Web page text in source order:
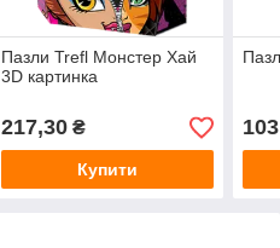
Пазли Trefl Монстер Хай
3D картинка
217,30₴
Купити